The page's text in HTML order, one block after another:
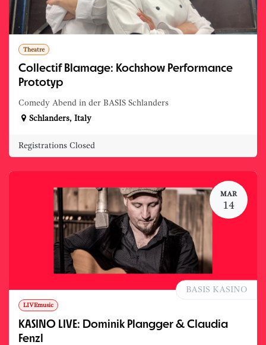
Theatre
Collectif Blamage: Kochshow Performance
Prototyp
Comedy Abend in der BASIS Schlanders
Schlanders, Italy
Registrations Closed
MAR
14
LIVEmusic
KASINO LIVE: Dominik Plangger & Claudia
Fenzl
BASIS KASINO